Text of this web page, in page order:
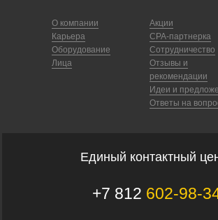
О компании
Карьера
Оборудование
Лица
Акции
CPA-партнерка
Сотрудничество
Отзывы и
рекомендации
Идеи и
Ответы на
Единый контактный
+7 812 602-98-